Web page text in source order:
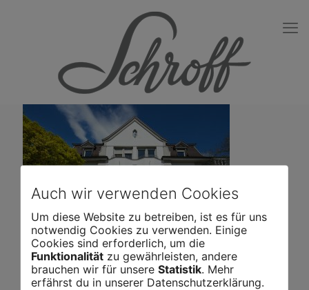
Auch wir verwenden Cookies
Um diese Website zu betreiben, ist es für uns
notwendig Cookies zu verwenden. Einige
Cookies sind erforderlich, um die
Funktionalitätzu gewährleisten, andere
brauchen wir für unsere Statistik. Mehr
erfährst du in unserer Datenschutzerklärung.